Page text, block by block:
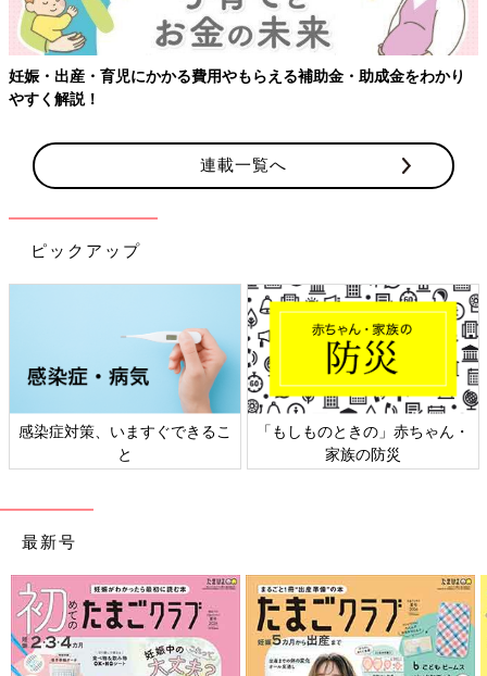
妊娠・出産・育児にかかる費用やもらえる補助金・助成金をわかり
やすく解説！
連載一覧へ
ピックアップ
感染症対策、いますぐできるこ
と
「もしものときの」赤ちゃん・
家族の防災
最新号